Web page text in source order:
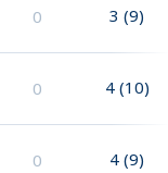
0 3 (9)
0 4 (10)
0 4 (9)